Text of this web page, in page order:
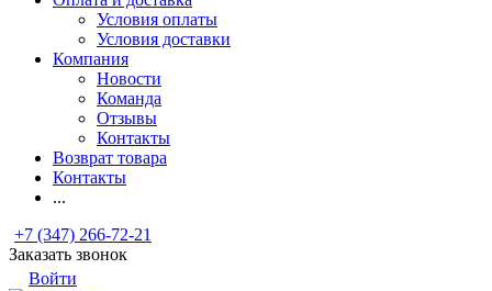
Условия оплаты
Условия доставки
Компания
Новости
Команда
Отзывы
Контакты
Возврат товара
Контакты
...
+7 (347) 266-72-21
Заказать звонок
Войти